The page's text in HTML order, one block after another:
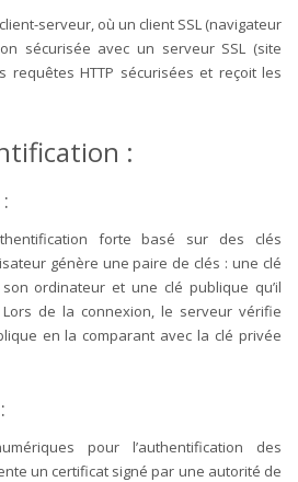
serveur, où un client SSL (navigateur
sécurisée avec un serveur SSL (site
requêtes HTTP sécurisées et reçoit les
:
forte basé sur des clés
génère une paire de clés : une clé
ordinateur et une clé publique qu’il
de la connexion, le serveur vérifie
en la comparant avec la clé privée
pour l’authentification des
un certificat signé par une autorité de